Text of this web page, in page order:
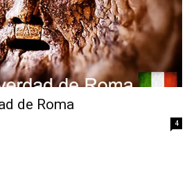
My
de Roma
4